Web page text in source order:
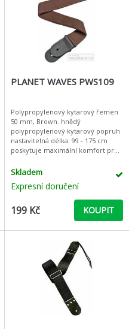
PLANET WAVES PWS109
Polypropylenový kytarový řemen
50 mm, Brown. hnědý
polypropylenový kytarový popruh
nastavitelná délka: 99 - 175 cm
poskytuje maximální komfort pro
kožené konce
Skladem
Expresní doručení
199 Kč KOUPIT